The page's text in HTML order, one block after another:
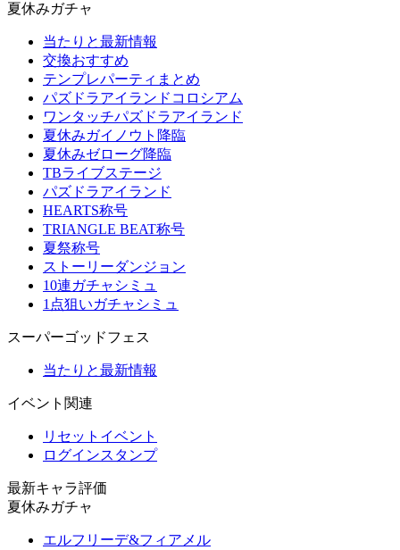
夏休みガチャ
当たりと最新情報
交換おすすめ
テンプレパーティまとめ
パズドラアイランドコロシアム
ワンタッチパズドラアイランド
夏休みガイノウト降臨
夏休みゼローグ降臨
TBライブステージ
パズドラアイランド
HEARTS称号
TRIANGLE BEAT称号
夏祭称号
ストーリーダンジョン
10連ガチャシミュ
1点狙いガチャシミュ
スーパーゴッドフェス
当たりと最新情報
イベント関連
リセットイベント
ログインスタンプ
最新キャラ評価
夏休みガチャ
エルフリーデ&フィアメル